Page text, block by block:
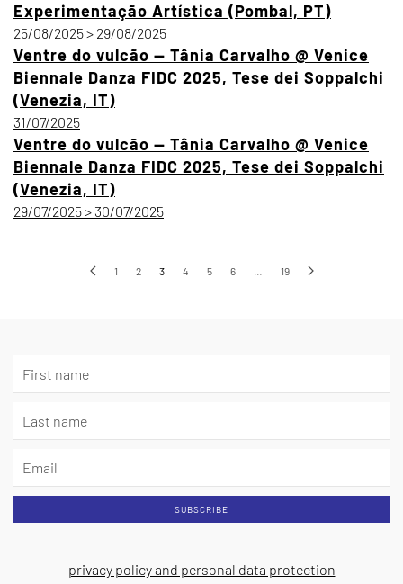
Experimentação Artística (Pombal, PT)
25/08/2025 > 29/08/2025
Ventre do vulcão — Tânia Carvalho @ Venice
Biennale Danza FIDC 2025, Tese dei Soppalchi
(Venezia, IT)
31/07/2025
Ventre do vulcão — Tânia Carvalho @ Venice
Biennale Danza FIDC 2025, Tese dei Soppalchi
(Venezia, IT)
29/07/2025 > 30/07/2025
1 2 3 4 5 6 19
SUBSCRIBE
privacy policy and personal data protection